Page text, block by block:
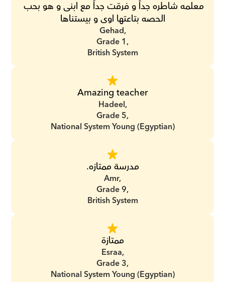
الحصه بتاعتها اوى و بيستناها
Gehad,
Grade 1,
British System
Amazing teacher
Hadeel,
Grade 5,
National System Young (Egyptian)
مدرسة ممتازه.
Amr,
Grade 9,
British System
ممتازة
Esraa,
Grade 3,
National System Young (Egyptian)